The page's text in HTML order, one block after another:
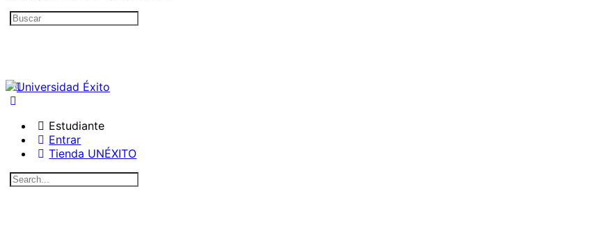
Search
for:
Estudiante
Entrar
Tienda UNÉXITO
Search
for: